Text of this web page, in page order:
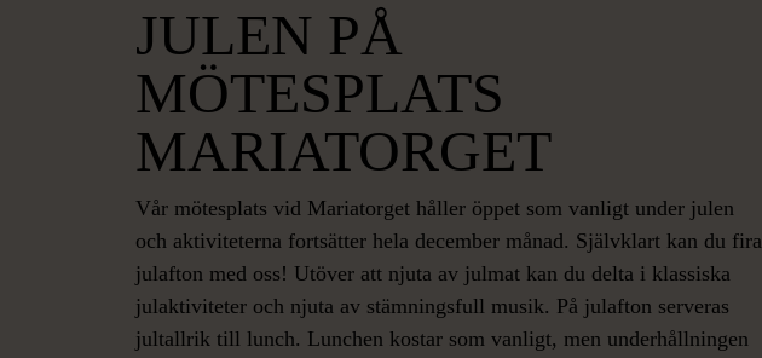
JULEN PÅ
MÖTESPLATS
MARIATORGET
Vår mötesplats vid Mariatorget håller öppet som vanligt under julen
och aktiviteterna fortsätter hela december månad. Självklart kan du fira
julafton med oss! Utöver att njuta av julmat kan du delta i klassiska
julaktiviteter och njuta av stämningsfull musik. På julafton serveras
jultallrik till lunch. Lunchen kostar som vanligt, men underhållningen